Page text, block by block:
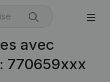
avec
770659xxx